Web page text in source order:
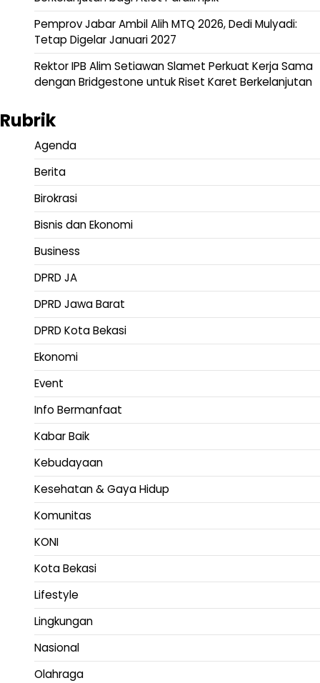
Pemprov Jabar Ambil Alih MTQ 2026, Dedi Mulyadi:
Tetap Digelar Januari 2027
Rektor IPB Alim Setiawan Slamet Perkuat Kerja Sama
dengan Bridgestone untuk Riset Karet Berkelanjutan
Rubrik
Agenda
Berita
Birokrasi
Bisnis dan Ekonomi
Business
DPRD JA
DPRD Jawa Barat
DPRD Kota Bekasi
Ekonomi
Event
Info Bermanfaat
Kabar Baik
Kebudayaan
Kesehatan & Gaya Hidup
Komunitas
KONI
Kota Bekasi
Lifestyle
Lingkungan
Nasional
Olahraga